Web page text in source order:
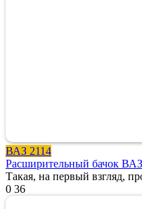
ВАЗ 2114
Расширительный бачок
Такая, на первый взгляд,
0 36